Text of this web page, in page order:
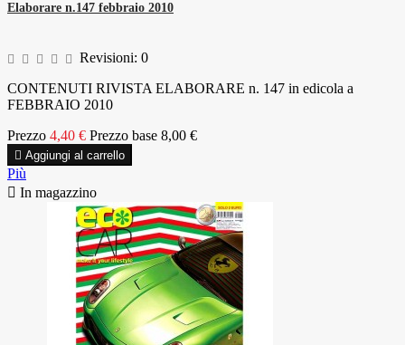
Elaborare n.147 febbraio 2010
Revisioni: 0
CONTENUTI RIVISTA ELABORARE n. 147 in edicola a
FEBBRAIO 2010
Prezzo 4,40 € Prezzo base 8,00 €
 Aggiungi al carrello
Più
 In magazzino